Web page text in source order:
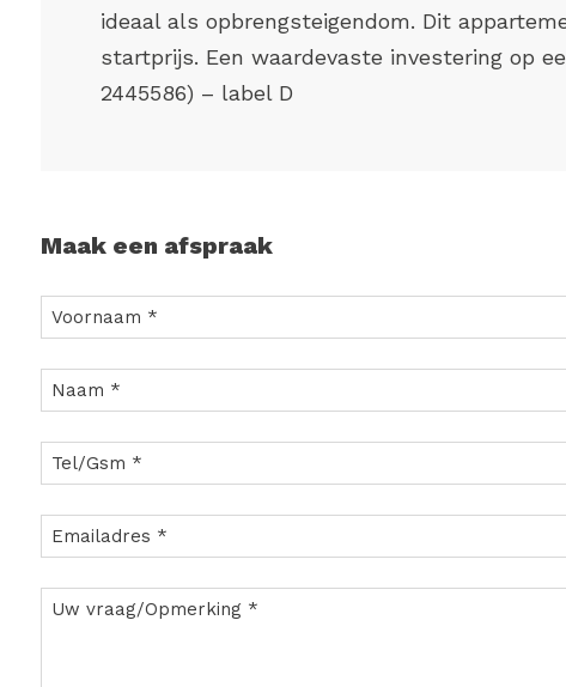
ideaal als opbrengsteigendom. Dit
startprijs. Een waardevaste investering op
2445586) – label D
Maak een afspraak